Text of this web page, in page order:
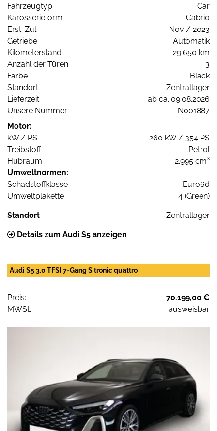
Fahrzeugtyp
Car
Karosserieform
Cabrio
Erst-Zul.
Nov / 2023
Getriebe
Automatik
Kilometerstand
29.650 km
Anzahl der Türen
3
Farbe
Black
Standort
Zentrallager
Lieferzeit
ab ca. 09.08.2026
Unsere Nummer
N001887
Motor:
kW / PS
260 kW / 354 PS
Treibstoff
Petrol
Hubraum
2.995 cm³
Umweltnormen:
Schadstoffklasse
Euro6d
Umweltplakette
4 (Green)
Standort Zentrallager
Details zum Audi S5 anzeigen
Audi S5 3.0 TFSI 7-Gang S tronic quattro
Preis:
70.199,00 €
MWSt:
ausweisbar